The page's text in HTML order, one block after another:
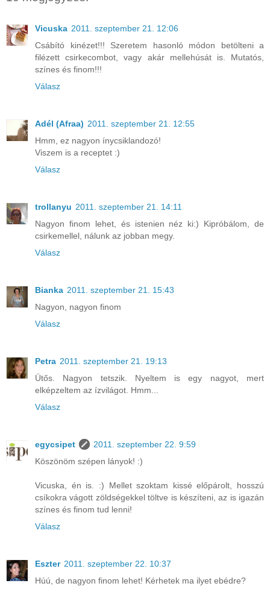
Vicuska 2011. szeptember 21. 12:06
Csábító kinézet!!! Szeretem hasonló módon betölteni a
filézett csirkecombot, vagy akár mellehúsát is. Mutatós,
színes és finom!!!
Válasz
Adél (Afraa) 2011. szeptember 21. 12:55
Hmm, ez nagyon ínycsiklandozó!
Viszem is a receptet :)
Válasz
trollanyu 2011. szeptember 21. 14:11
Nagyon finom lehet, és istenien néz ki:) Kipróbálom, de
csirkemellel, nálunk az jobban megy.
Válasz
Bianka 2011. szeptember 21. 15:43
Nagyon, nagyon finom
Válasz
Petra 2011. szeptember 21. 19:13
Ütős. Nagyon tetszik. Nyeltem is egy nagyot, mert
elképzeltem az ízvilágot. Hmm...
Válasz
egycsipet
2011. szeptember 22. 9:59
Köszönöm szépen lányok! :)
Vicuska, én is. :) Mellet szoktam kissé előpárolt, hosszú
csíkokra vágott zöldségekkel töltve is készíteni, az is igazán
színes és finom tud lenni!
Válasz
Eszter 2011. szeptember 22. 10:37
Húú, de nagyon finom lehet! Kérhetek ma ilyet ebédre?